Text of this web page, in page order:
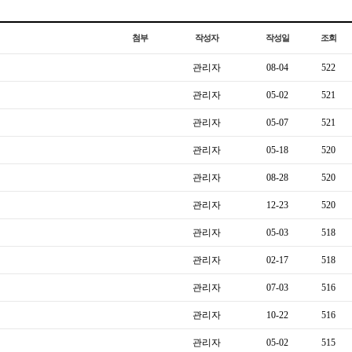
첨부 작성자 작성일 조회
관리자 08-04 522
관리자 05-02 521
관리자 05-07 521
관리자 05-18 520
관리자 08-28 520
관리자 12-23 520
관리자 05-03 518
관리자 02-17 518
관리자 07-03 516
관리자 10-22 516
관리자 05-02 515